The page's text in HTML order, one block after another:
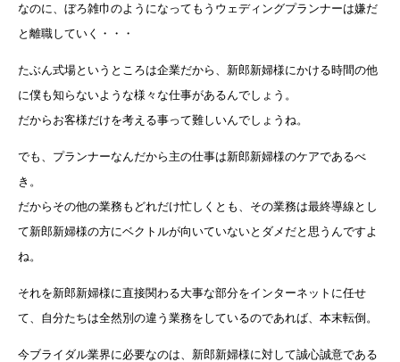
なのに、ぼろ雑巾のようになってもうウェディングプランナーは嫌だ
と離職していく・・・
たぶん式場というところは企業だから、新郎新婦様にかける時間の他
に僕も知らないような様々な仕事があるんでしょう。
だからお客様だけを考える事って難しいんでしょうね。
でも、プランナーなんだから主の仕事は新郎新婦様のケアであるべ
き。
だからその他の業務もどれだけ忙しくとも、その業務は最終導線とし
て新郎新婦様の方にベクトルが向いていないとダメだと思うんですよ
ね。
それを新郎新婦様に直接関わる大事な部分をインターネットに任せ
て、自分たちは全然別の違う業務をしているのであれば、本末転倒。
今ブライダル業界に必要なのは、新郎新婦様に対して誠心誠意である